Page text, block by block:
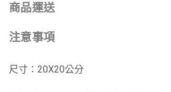
商品運送
注意事項
尺寸：20X20公分